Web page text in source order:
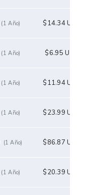
(1 Año) $14.34 USD
(1 Año) $6.95 USD
(1 Año) $11.94 USD
(1 Año) $23.99 USD
(1 Año) $86.87 USD
(1 Año) $20.39 USD